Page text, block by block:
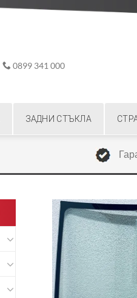
0899 341 000
ЗАДНИ СТЪКЛА